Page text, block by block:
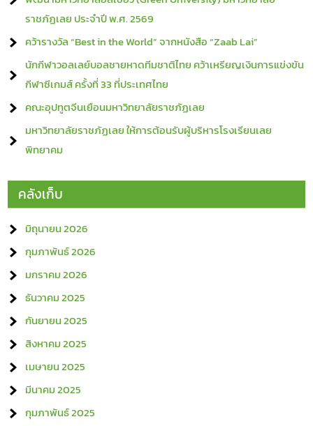
ราชภัฏเลย ประจำปี พ.ศ. 2569
คว้ารางวัล “Best in the World” จากหนังสือ “Zaab Lai”
นักกีฬาวอลเลย์บอลชายหาดทีมชาติไทย คว้าเหรียญเงินการแข่งขัน
กีฬาซีเกมส์ ครั้งที่ 33 ที่ประเทศไทย
คณะอุปทูตจีนเยือนมหาวิทยาลัยราชภัฏเลย
มหาวิทยาลัยราชภัฏเลย ให้การต้อนรับผู้บริหารโรงเรียนเลย
พิทยาคม
คลังเก็บ
มิถุนายน 2026
กุมภาพันธ์ 2026
มกราคม 2026
ธันวาคม 2025
กันยายน 2025
สิงหาคม 2025
เมษายน 2025
มีนาคม 2025
กุมภาพันธ์ 2025